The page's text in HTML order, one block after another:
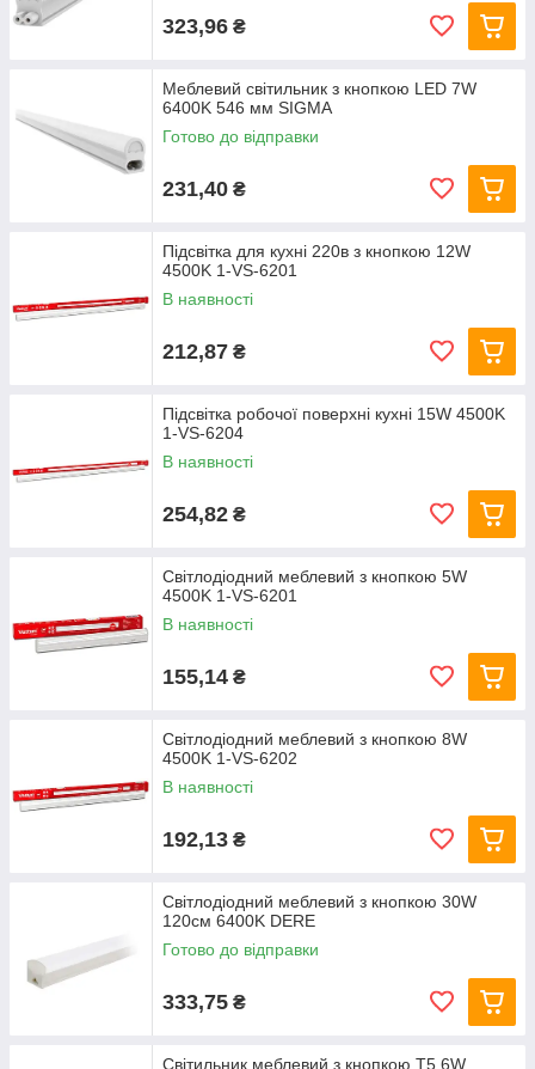
323,96 ₴
Меблевий світильник з кнопкою LED 7W
6400K 546 мм SIGMA
Готово до відправки
231,40 ₴
Підсвітка для кухні 220в з кнопкою 12W
4500K 1-VS-6201
В наявності
212,87 ₴
Підсвітка робочої поверхні кухні 15W 4500K
1-VS-6204
В наявності
254,82 ₴
Світлодіодний меблевий з кнопкою 5W
4500K 1-VS-6201
В наявності
155,14 ₴
Світлодіодний меблевий з кнопкою 8W
4500K 1-VS-6202
В наявності
192,13 ₴
Світлодіодний меблевий з кнопкою 30W
120см 6400K DERE
Готово до відправки
333,75 ₴
Світильник меблевий з кнопкою T5 6W